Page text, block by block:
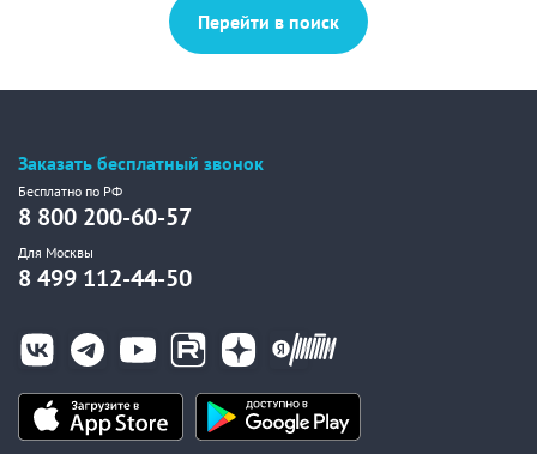
Перейти в поиск
Заказать бесплатный звонок
Бесплатно по РФ
8 800 200-60-57
Для Москвы
8 499 112-44-50